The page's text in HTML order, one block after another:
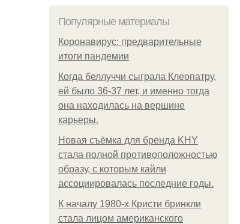
Популярные материалы
Коронавирус: предварительные
итоги пандемии
Когда беллуччи сыграла Клеопатру,
ей было 36-37 лет, и именно тогда
она находилась на вершине
карьеры.
Новая съёмка для бренда KHY
стала полной противоположностью
образу, с которым кайли
ассоциировалась последние годы.
К началу 1980-х Кристи бринкли
стала лицом американского